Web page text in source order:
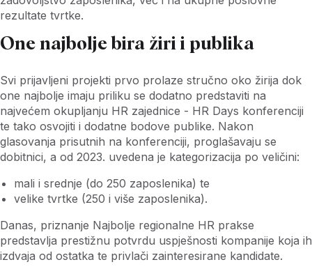
rezultate tvrtke.
One najbolje bira žiri i publika
Svi prijavljeni projekti prvo prolaze stručno oko žirija dok
one najbolje imaju priliku se dodatno predstaviti na
najvećem okupljanju HR zajednice - HR Days konferenciji
te tako osvojiti i dodatne bodove publike. Nakon
glasovanja prisutnih na konferenciji, proglašavaju se
dobitnici, a od 2023. uvedena je kategorizacija po veličini:
mali i srednje (do 250 zaposlenika) te
velike tvrtke (250 i više zaposlenika).
Danas, priznanje Najbolje regionalne HR prakse
predstavlja prestižnu potvrdu uspješnosti kompanije koja ih
izdvaja od ostatka te privlači zainteresirane kandidate.